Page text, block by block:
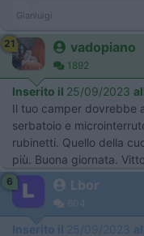
Gianluigi
21 vadopiano
1892
Inserito il 25/09/2023
Il tuo camper dovrebbe
serbatoio e
rubinetti. Quello della
più. Buona giornata.
6 Lbor
604
Inserito il 25/09/2023